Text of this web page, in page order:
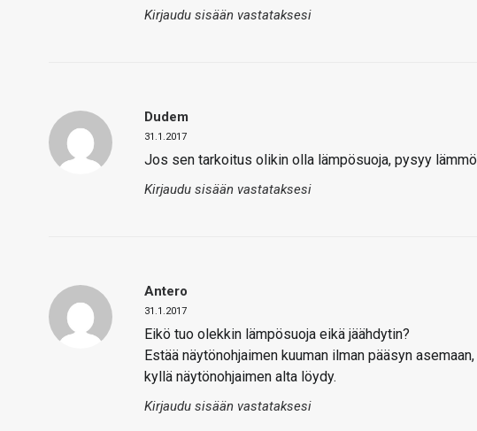
Kirjaudu sisään vastataksesi
Dudem
31.1.2017
Jos sen tarkoitus olikin olla lämpösuoja, pysyy
Kirjaudu sisään vastataksesi
Antero
31.1.2017
Eikö tuo olekkin lämpösuoja eikä jäähdytin?
Estää näytönohjaimen kuuman ilman pääsyn
kyllä näytönohjaimen alta löydy.
Kirjaudu sisään vastataksesi